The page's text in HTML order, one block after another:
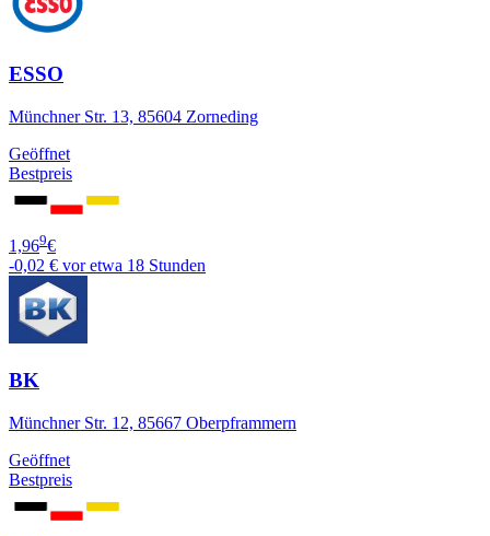
ESSO
Münchner Str. 13, 85604 Zorneding
Geöffnet
Bestpreis
1,969€
-0,02 € vor etwa 18 Stunden
BK
Münchner Str. 12, 85667 Oberpframmern
Geöffnet
Bestpreis